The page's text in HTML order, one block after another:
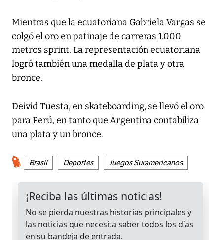
Mientras que la ecuatoriana Gabriela Vargas se
colgó el oro en patinaje de carreras 1.000
metros sprint. La representación ecuatoriana
logró también una medalla de plata y otra
bronce.
Deivid Tuesta, en skateboarding, se llevó el oro
para Perú, en tanto que Argentina contabiliza
una plata y un bronce.
Brasil Deportes Juegos Suramericanos